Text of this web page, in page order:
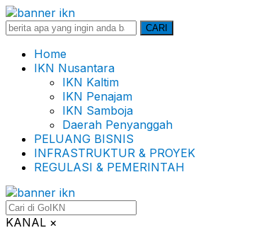
Search
CARI
Home
IKN Nusantara
IKN Kaltim
IKN Penajam
IKN Samboja
Daerah Penyanggah
PELUANG BISNIS
INFRASTRUKTUR & PROYEK
REGULASI & PEMERINTAH
KANAL ×